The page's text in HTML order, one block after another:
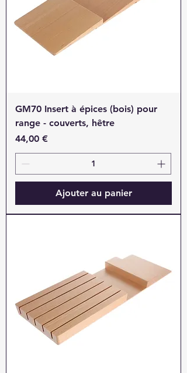
GM70 Insert à épices (bois) pour
range - couverts, hêtre
Prix
44,00 €
Ajouter au panier